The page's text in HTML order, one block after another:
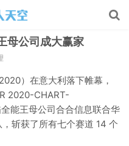
母公司成大赢家
）在意大利落下帷幕，
2020-CHART-
能王母公司合合信息联合华
斩获了所有七个赛道 14 个